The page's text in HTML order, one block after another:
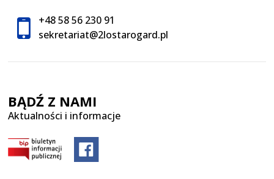
+48 58 56 230 91
sekretariat@2lostarogard.pl
BĄDŹ Z NAMI
Aktualności i informacje